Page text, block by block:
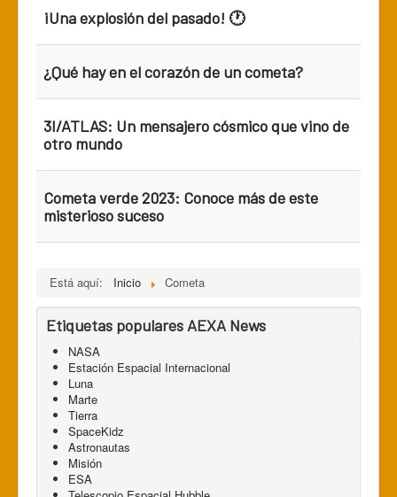
AEXA USA
¡Una explosión del pasado! 🕐
¿Qué hay en el corazón de un cometa?
3I/ATLAS: Un mensajero cósmico que vino de
otro mundo
Cometa verde 2023: Conoce más de este
misterioso suceso
Está aquí: Inicio Cometa
Etiquetas populares AEXA News
NASA
Estación Espacial Internacional
Luna
Marte
Tierra
SpaceKidz
Astronautas
Misión
ESA